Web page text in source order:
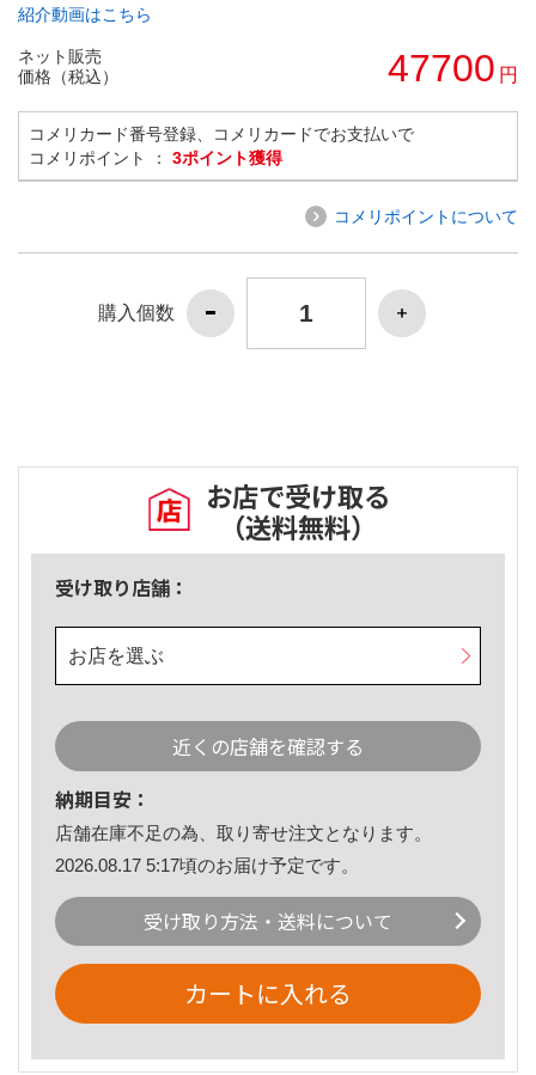
紹介動画はこちら
ネット販売
価格（税込）
47700 円
コメリカード番号登録、コメリカードでお支払いで
コメリポイント ： 3ポイント獲得
コメリポイントについて
購入個数
お店で受け取る
（送料無料）
受け取り店舗：
お店を選ぶ
近くの店舗を確認する
納期目安：
店舗在庫不足の為、取り寄せ注文となります。
2026.08.17 5:17頃のお届け予定です。
受け取り方法・送料について
カートに入れる